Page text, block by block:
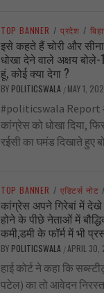
TOP BANNER / प्रदेश /
इसे कहते हैं चोरी और
धोखा देने वाले अक्षय
हूं, कोई क्या देगा ?
BY POLITICSWALA / MAY 1,
#politicswala Report
कांग्रेस को धोखा दिया,
रईसी का घमंड दिखाते हुए
TOP BANNER / एडिटर्स नोट /
कांग्रेस अपने गिरेबां में देखे
होने के पीछे नेताओं में
कमी,डमी के फॉर्म में भी
BY POLITICSWALA /APRIL 30,
हाई कोर्ट ने कहा कि
पटेल) का तो आवेदन